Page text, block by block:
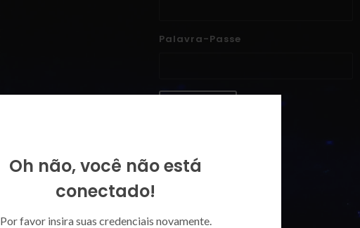
Oh não, você não está
conectado!
Por favor insira suas credenciais novamente.
Palavra-Passe